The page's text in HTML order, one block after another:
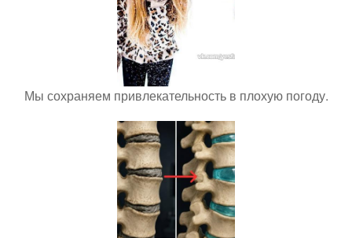
Мы сохраняем привлекательность в плохую погоду.